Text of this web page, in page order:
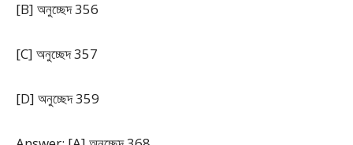
[B] অনুচ্ছেদ 356
[C] অনুচ্ছেদ 357
[D] অনুচ্ছেদ 359